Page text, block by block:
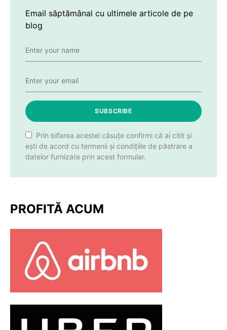
Email săptămânal cu ultimele articole de pe
blog
SUBSCRIBE
Prin bifarea acestei căsuțe confirmi că ai citit și
ești de acord cu termenii și condițiile de păstrare a
datelor furnizate prin acest formular.
PROFITĂ ACUM